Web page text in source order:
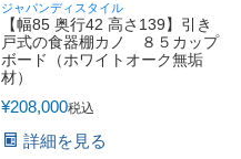
ジャパンディスタイル
【幅85 奥行42 高さ139】引き
戸式の食器棚カノ ８５カップ
ボード（ホワイトオーク無垢
材）
¥208,000税込
詳細を見る